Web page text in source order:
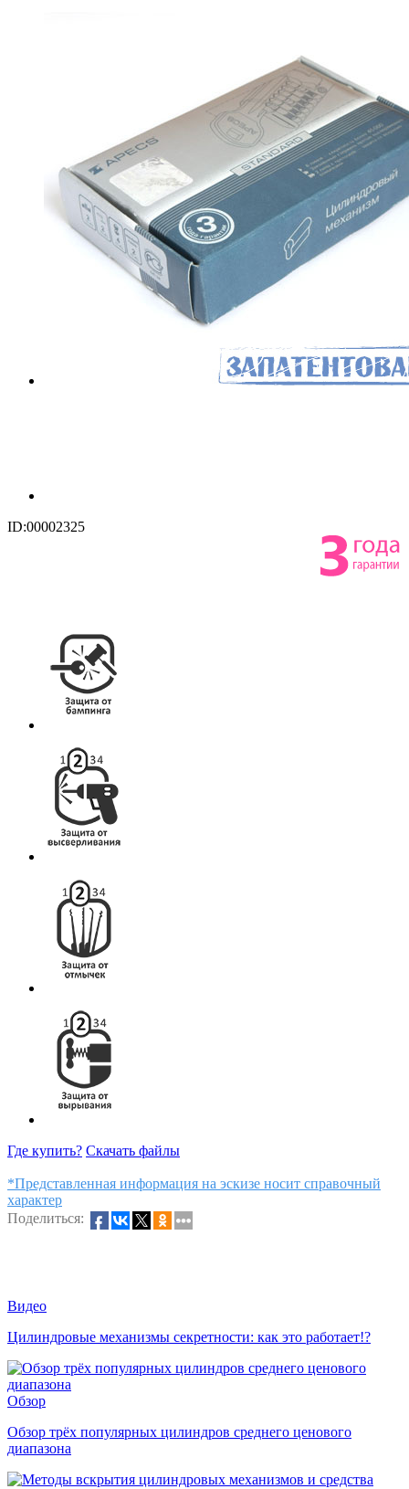
ID:00002325
Где купить? Скачать файлы
*Представленная информация на эскизе носит справочный
характер
Поделиться:
Видео
Цилиндровые механизмы секретности: как это работает!?
Обзор
Обзор трёх популярных цилиндров среднего ценового
диапазона